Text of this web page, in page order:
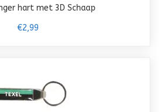
hart met 3D Schaap
€2,99